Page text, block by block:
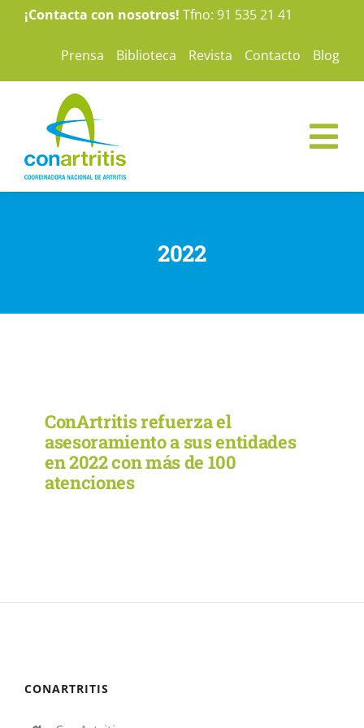
Saltar¡Contacta con nosotros! Tfno: 91 535 21 41
Prensa Biblioteca Revista Contacto Blog
Noticias
Colabora
2022
ConArtritis refuerza el
asesoramiento a sus entidades
en 2022 con más de 100
atenciones
CONARTRITIS